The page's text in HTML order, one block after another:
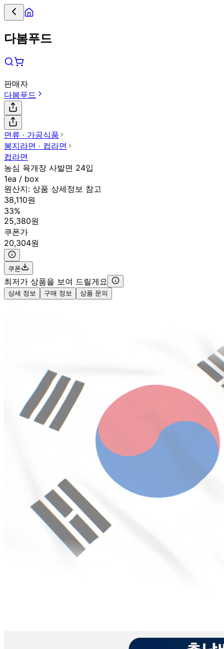
다봄푸드
판매자
다봄푸드
면류 ∙ 가공식품
봉지라면 ∙ 컵라면
컵라면
농심 육개장 사발면 24입
1ea / box
원산지: 상품 상세정보 참고
38,110원
33%
25,380원
쿠폰가
20,304원
쿠폰
최저가 상품을 보여 드릴게요
상세 정보 구매 정보 상품 문의